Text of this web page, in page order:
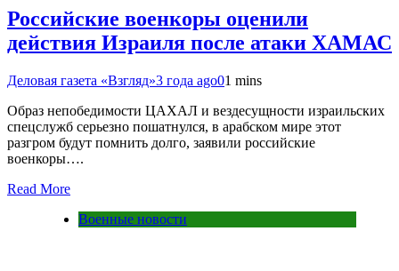
Российские военкоры оценили
действия Израиля после атаки ХАМАС
Деловая газета «Взгляд»3 года ago01 mins
Образ непобедимости ЦАХАЛ и вездесущности израильских
спецслужб серьезно пошатнулся, в арабском мире этот
разгром будут помнить долго, заявили российские
военкоры….
Read More
Военные новости